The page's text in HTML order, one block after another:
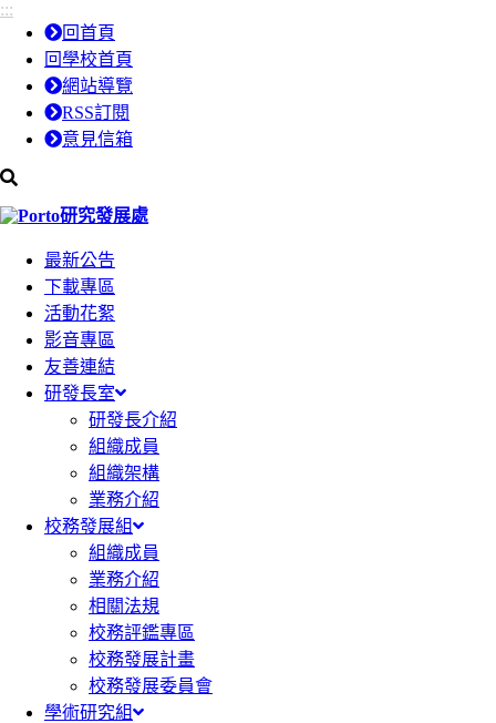
容
區
塊
容
區
塊
:::
回首頁
回學校首頁
網站導覽
RSS訂閱
意見信箱
研究發展處
最新公告
下載專區
活動花絮
影音專區
友善連結
研發長室
研發長介紹
組織成員
組織架構
業務介紹
校務發展組
組織成員
業務介紹
相關法規
校務評鑑專區
校務發展計畫
校務發展委員會
學術研究組